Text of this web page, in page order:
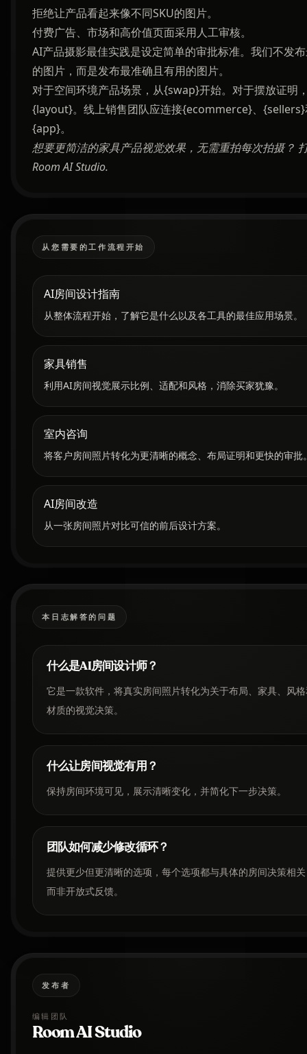
拒绝让产品看起来像不同SKU的图片。
付费广告、市场和高价值页面采用人工审核。
AI产品摄影最佳实践是设定简单的审批标准。我们不发
的图片，而是发布最准确且有用的图片。
对于空间环境产品场景，从{swap}开始。对于摆放证明
{layout}。线上销售团队应连接{ecommerce}、{sellers}
{app}。
想要更简洁的家具产品视觉效果，无需重拍每次拍摄？
Room AI Studio.
从您需要的工作流程开始
AI房间设计指南
从整体流程开始，了解它是什么以及各工具的最佳应用场景。
家具销售
利用AI房间视觉展示比例、适配和风格，消除买家犹豫。
室内咨询
将客户房间照片转化为更清晰的概念、布局证明和更快的审批
AI房间改造
从一张房间照片对比可信的前后设计方案。
本日志解答的问题
什么是AI房间设计师？
它是一款软件，将真实房间照片转化为关于布局、家具、风
材质的视觉决策。
什么让房间视觉有用？
保持房间环境可见，展示清晰变化，并简化下一步决策。
团队如何减少修改循环？
提供更少但更清晰的选项，每个选项都与具体的房间决策相
而非开放式反馈。
发布者
编辑团队
Room AI Studio